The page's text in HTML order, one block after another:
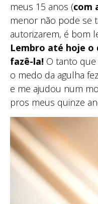
meus 15 anos (com
menor não pode se
autorizarem, é bom
Lembro até hoje o
fazê-la! O tanto
o medo da agulha
e me ajudou num
pros meus quinze